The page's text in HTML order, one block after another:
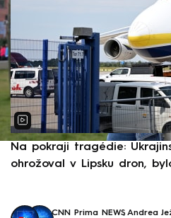
Na pokraji tragédie:
ohrožoval v Lipsku dron,
CNN Prima NEWS, Andrea